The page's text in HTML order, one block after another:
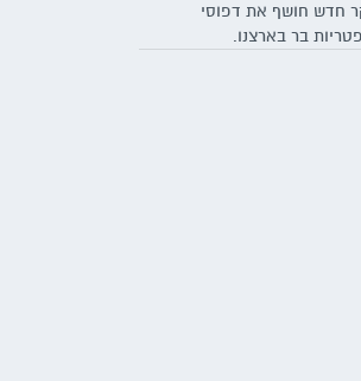
חדש חושף את דפוסי
בר בארצנו.